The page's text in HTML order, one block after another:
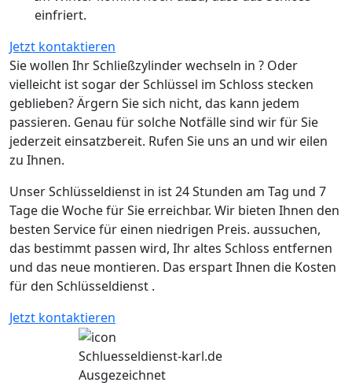
einfriert.
Jetzt kontaktieren
Sie wollen Ihr Schließzylinder wechseln in ? Oder
vielleicht ist sogar der Schlüssel im Schloss stecken
geblieben? Ärgern Sie sich nicht, das kann jedem
passieren. Genau für solche Notfälle sind wir für Sie
jederzeit einsatzbereit. Rufen Sie uns an und wir eilen
zu Ihnen.
Unser Schlüsseldienst in ist 24 Stunden am Tag und 7
Tage die Woche für Sie erreichbar. Wir bieten Ihnen den
besten Service für einen niedrigen Preis. aussuchen,
das bestimmt passen wird, Ihr altes Schloss entfernen
und das neue montieren. Das erspart Ihnen die Kosten
für den Schlüsseldienst .
Jetzt kontaktieren
Schluesseldienst-karl.de
Ausgezeichnet